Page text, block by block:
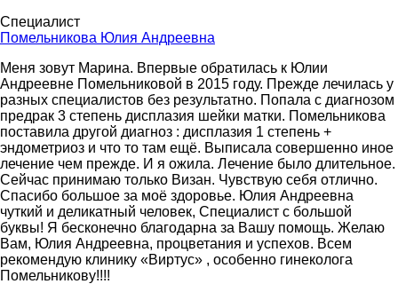
Специалист
Помельникова Юлия Андреевна
Меня зовут Марина. Впервые обратилась к Юлии
Андреевне Помельниковой в 2015 году. Прежде лечилась у
разных специалистов без результатно. Попала с диагнозом
предрак 3 степень дисплазия шейки матки. Помельникова
поставила другой диагноз : дисплазия 1 степень +
эндометриоз и что то там ещё. Выписала совершенно иное
лечение чем прежде. И я ожила. Лечение было длительное.
Сейчас принимаю только Визан. Чувствую себя отлично.
Спасибо большое за моё здоровье. Юлия Андреевна
чуткий и деликатный человек, Специалист с большой
буквы! Я бесконечно благодарна за Вашу помощь. Желаю
Вам, Юлия Андреевна, процветания и успехов. Всем
рекомендую клинику «Виртус» , особенно гинеколога
Помельникову!!!!